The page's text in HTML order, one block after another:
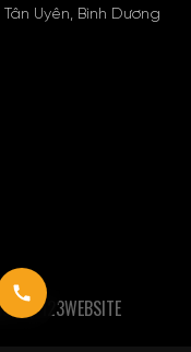
Tân Uyên, Bình Dương
By123WEBSITE